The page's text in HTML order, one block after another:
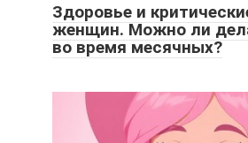
Здоровье и
женщин. Можно ли
во время месячных?